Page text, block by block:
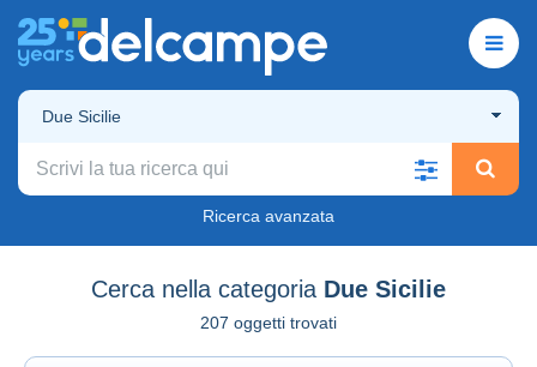
Due Sicilie
Ricerca avanzata
Cerca nella categoria Due Sicilie
207 oggetti trovati